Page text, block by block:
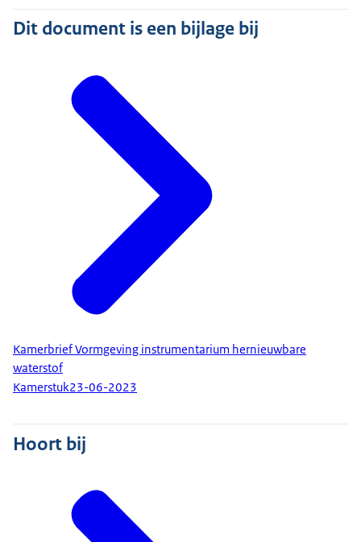
Dit document is een bijlage bij
Kamerbrief Vormgeving instrumentarium hernieuwbare
waterstof
Kamerstuk23-06-2023
Hoort bij